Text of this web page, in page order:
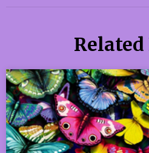
Related